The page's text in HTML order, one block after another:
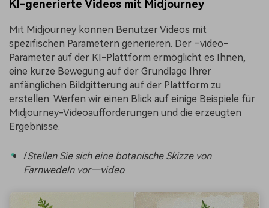
KI-generierte Videos mit Midjourney
Mit Midjourney können Benutzer Videos mit
spezifischen Parametern generieren. Der –video-
Parameter auf der KI-Plattform ermöglicht es Ihnen,
eine kurze Bewegung auf der Grundlage Ihrer
anfänglichen Bildgitterung auf der Plattform zu
erstellen. Werfen wir einen Blick auf einige Beispiele für
Midjourney-Videoaufforderungen und die erzeugten
Ergebnisse.
/Stellen Sie sich eine botanische Skizze von
Farnwedeln vor—video